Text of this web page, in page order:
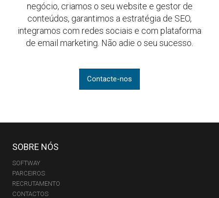
negócio, criamos o seu website e gestor de
conteúdos, garantimos a estratégia de SEO,
integramos com redes sociais e com plataforma
de email marketing. Não adie o seu sucesso.
Contacte-nos
SOBRE NÓS
SOFTWAY
PARCEIROS
RECRUTAMENTO
CONTACTOS